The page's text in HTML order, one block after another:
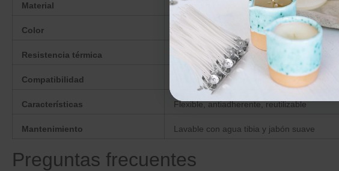
Material Silicona de grado alimentario
Color Blanco translúcido
Resistencia térmica -40°C a +210°C
Compatibilidad Jabón, resina epoxi, velas, yeso, cemento,
Características Flexible, antiadherente, reutilizable
Mantenimiento Lavable con agua tibia y jabón suave
Preguntas frecuentes